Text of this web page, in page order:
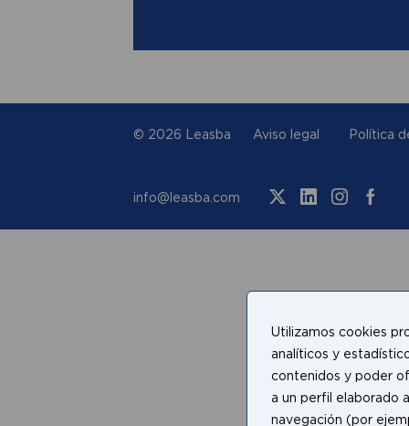
Utilizamos cookies
analíticos y
contenidos y poder
a un perfil elaborado
navegación (por
© 2026 Leasba Aviso legal Política
info@leasba.com